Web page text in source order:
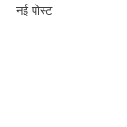
नई पोस्ट